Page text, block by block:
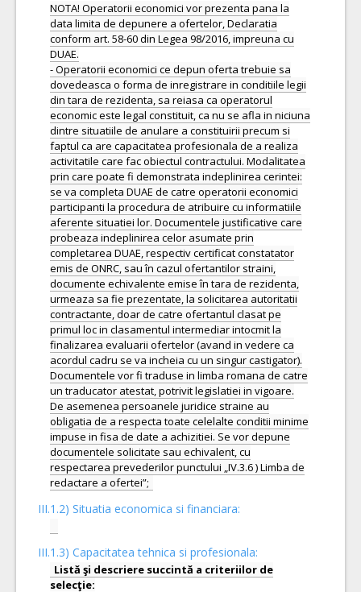
NOTA! Operatorii economici vor prezenta pana la
data limita de depunere a ofertelor, Declaratia
conform art. 58-60 din Legea 98/2016, impreuna cu
DUAE.
- Operatorii economici ce depun oferta trebuie sa
dovedeasca o forma de inregistrare in conditiile legii
din tara de rezidenta, sa reiasa ca operatorul
economic este legal constituit, ca nu se afla in niciuna
dintre situatiile de anulare a constituirii precum si
faptul ca are capacitatea profesionala de a realiza
activitatile care fac obiectul contractului. Modalitatea
prin care poate fi demonstrata indeplinirea cerintei:
se va completa DUAE de catre operatorii economici
participanti la procedura de atribuire cu informatiile
aferente situatiei lor. Documentele justificative care
probeaza indeplinirea celor asumate prin
completarea DUAE, respectiv certificat constatator
emis de ONRC, sau în cazul ofertantilor straini,
documente echivalente emise în tara de rezidenta,
urmeaza sa fie prezentate, la solicitarea autoritatii
contractante, doar de catre ofertantul clasat pe
primul loc in clasamentul intermediar intocmit la
finalizarea evaluarii ofertelor (avand in vedere ca
acordul cadru se va incheia cu un singur castigator).
Documentele vor fi traduse in limba romana de catre
un traducator atestat, potrivit legislatiei in vigoare.
De asemenea persoanele juridice straine au
obligatia de a respecta toate celelalte conditii minime
impuse in fisa de date a achizitiei. Se vor depune
documentele solicitate sau echivalent, cu
respectarea prevederilor punctului „IV.3.6 ) Limba de
III.1.2) Situatia economica si financiara:
III.1.3) Capacitatea tehnica si profesionala:
Listă şi descriere succintă a criteriilor de